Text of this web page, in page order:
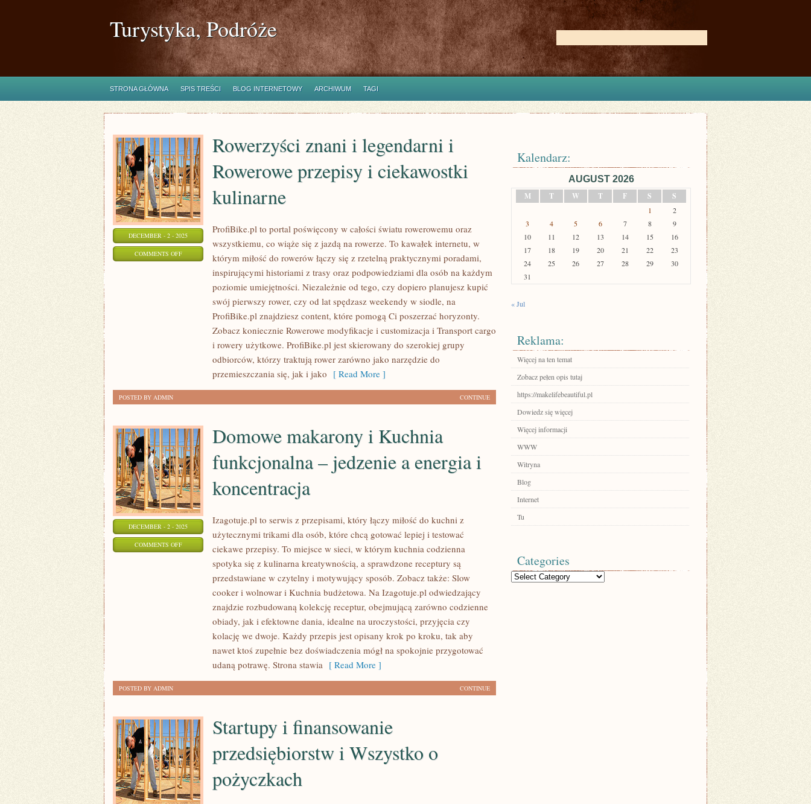
Turystyka, Podróże
STRONA GŁÓWNA SPIS TREŚCI BLOG INTERNETOWY ARCHIWUM TAGI
DECEMBER - 2 - 2025
COMMENTS OFFON
ROWERZYŚCI
LEGENDARNI
ROWEROWE
CIEKAWOSTKI
KULINARNE
Rowerzyści znani i legendarni i
Rowerowe przepisy i ciekawostki
kulinarne
ProfiBike.pl to portal poświęcony w całości światu rowerowemu oraz
wszystkiemu, co wiąże się z jazdą na rowerze. To kawałek internetu, w
którym miłość do rowerów łączy się z rzetelną praktycznymi poradami,
inspirującymi historiami z trasy oraz podpowiedziami dla osób na każdym
poziomie umiejętności. Niezależnie od tego, czy dopiero planujesz kupić
swój pierwszy rower, czy od lat spędzasz weekendy w siodle, na
ProfiBike.pl znajdziesz content, które pomogą Ci poszerzać horyzonty.
Zobacz koniecznie Rowerowe modyfikacje i customizacja i Transport cargo
i rowery użytkowe. ProfiBike.pl jest skierowany do szerokiej grupy
odbiorców, którzy traktują rower zarówno jako narzędzie do
przemieszczania się, jak i jako [ Read More ]
CONTINUE
POSTED BY ADMIN
DECEMBER - 2 - 2025
COMMENTS OFFON
FUNKCJONALNA
ENERGIA
I
Domowe makarony i Kuchnia
funkcjonalna – jedzenie a energia i
koncentracja
Izagotuje.pl to serwis z przepisami, który łączy miłość do kuchni z
użytecznymi trikami dla osób, które chcą gotować lepiej i testować
ciekawe przepisy. To miejsce w sieci, w którym kuchnia codzienna
spotyka się z kulinarna kreatywnością, a sprawdzone receptury są
przedstawiane w czytelny i motywujący sposób. Zobacz także: Slow
cooker i wolnowar i Kuchnia budżetowa. Na Izagotuje.pl odwiedzający
znajdzie rozbudowaną kolekcję receptur, obejmującą zarówno codzienne
obiady, jak i efektowne dania, idealne na uroczystości, przyjęcia czy
kolację we dwoje. Każdy przepis jest opisany krok po kroku, tak aby
nawet ktoś zupełnie bez doświadczenia mógł na spokojnie przygotować
udaną potrawę. Strona stawia [ Read More ]
CONTINUE
POSTED BY ADMIN
Startupy i finansowanie
przedsiębiorstw i Wszystko o
pożyczkach
Kalendarz:
AUGUST 2026
M
T W T F S S
1
2
3
4 5 6 7 8
9
10
11 12 13 14 15
16
17
18 19 20 21 22
23
24
25 26 27 28 29
30
31
« Jul
Reklama:
Więcej na ten temat
Zobacz pełen opis tutaj
https://makelifebeautiful.pl
Dowiedz się więcej
Więcej informacji
WWW
Witryna
Blog
Internet
Tu
Categories
Categories